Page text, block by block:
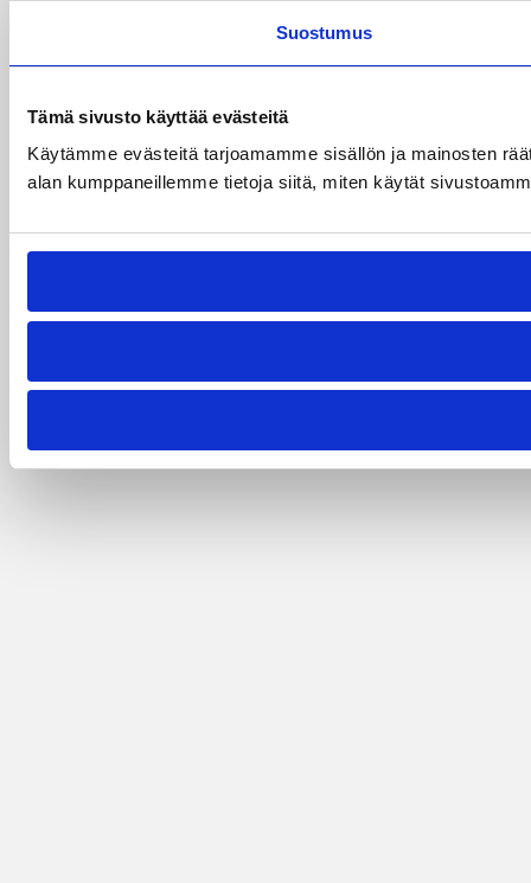
Suostumus
Tämä sivusto käyttää evästeitä
Käytämme evästeitä tarjoamamme sisällön ja mainosten
alan kumppaneillemme tietoja siitä, miten käytät